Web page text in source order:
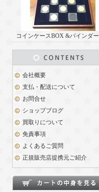
コインケースBOX &バインダー
会社概要
支払・配送について
お問合せ
ショップブログ
買取りについて
免責事項
よくあるご質問
正規販売店提携元ご紹介